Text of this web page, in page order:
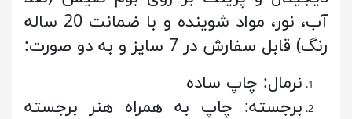
آب، نور، مواد شوینده و با ضمانت 20 ساله
رنگ) قابل سفارش در 7 سایز و به دو صورت:
نرمال: چاپ ساده
برجسته: چاپ به همراه هنر برجسته